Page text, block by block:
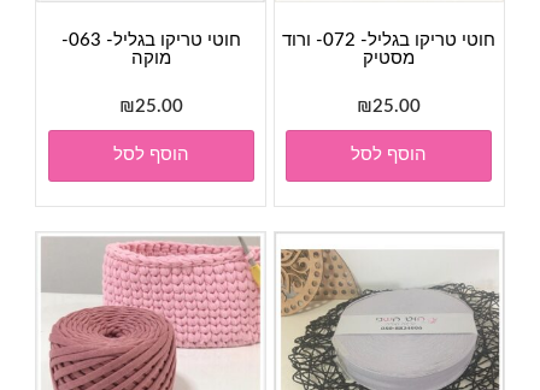
חוטי טריקו בגליל- 072- ורוד
מסטיק
₪25.00
הוסף לסל
חוטי טריקו בגליל- 063-
מוקה
₪25.00
הוסף לסל